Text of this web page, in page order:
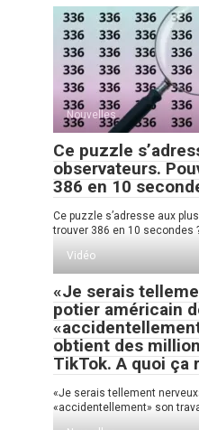
Nouvelles
Ce puzzle
observateurs.
386 en 10
Ce puzzle s’adresse aux
trouver 386 en 10 secondes
Vidéo
«Je serais
potier américain
obtient des
TikTok. A quoi ça
«Je serais tellement
«accidentellement» son